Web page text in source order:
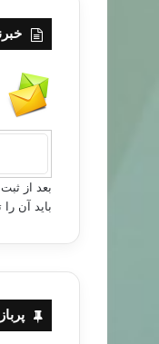
تاریخ اسلام در شهر
بعد از
باید آن را